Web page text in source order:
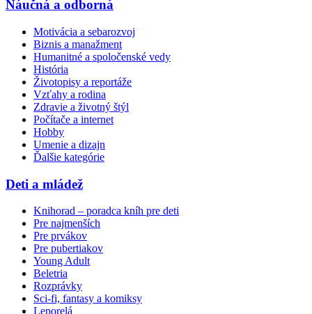
Náučná a odborná
Motivácia a sebarozvoj
Biznis a manažment
Humanitné a spoločenské vedy
História
Životopisy a reportáže
Vzťahy a rodina
Zdravie a životný štýl
Počítače a internet
Hobby
Umenie a dizajn
Ďalšie kategórie
Deti a mládež
Knihorad – poradca kníh pre deti
Pre najmenších
Pre prvákov
Pre pubertiakov
Young Adult
Beletria
Rozprávky
Sci-fi, fantasy a komiksy
Leporelá